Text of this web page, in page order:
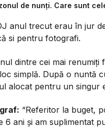
de nunți. Care sunt
anul trecut erau în jur
si pentru fotografi.
dintre cei mai
simplă. După o nuntă
alocat pentru un singur
“Referitor la buget,
6 ani și am suplimentat